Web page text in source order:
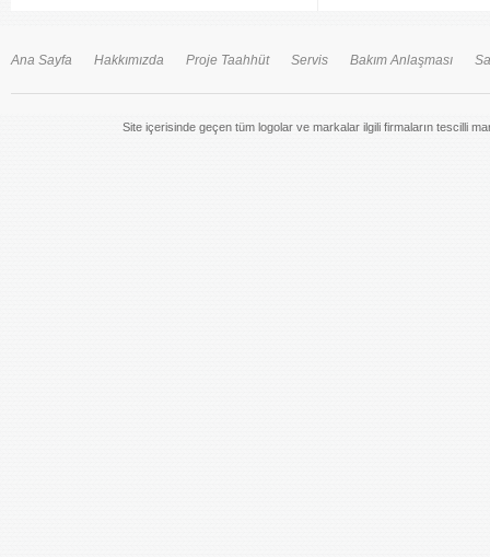
Ana Sayfa Hakkımızda Proje Taahhüt Servis Bakım Anlaşması
Site içerisinde geçen tüm logolar ve markalar ilgili firmaların tescilli